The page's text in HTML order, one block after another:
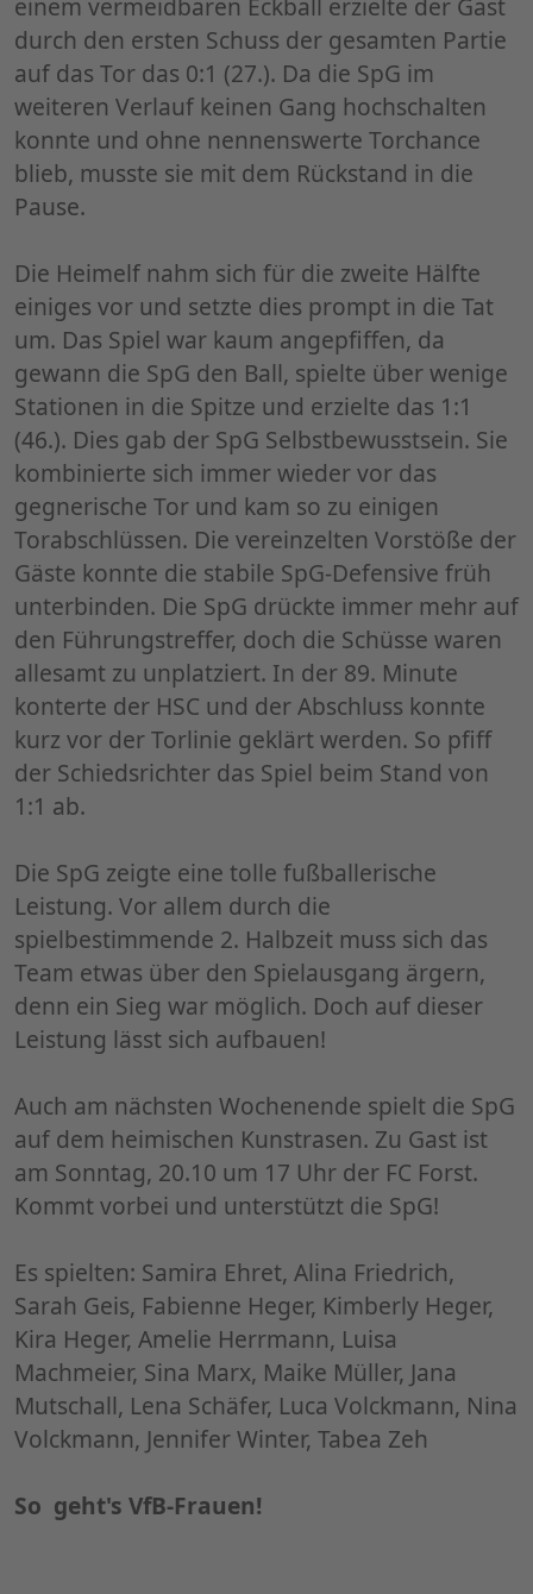
durch den ersten Schuss der gesamten Partie
auf das Tor das 0:1 (27.). Da die SpG im
weiteren Verlauf keinen Gang hochschalten
konnte und ohne nennenswerte Torchance
blieb, musste sie mit dem Rückstand in die
Pause.
Die Heimelf nahm sich für die zweite Hälfte
einiges vor und setzte dies prompt in die Tat
um. Das Spiel war kaum angepfiffen, da
gewann die SpG den Ball, spielte über wenige
Stationen in die Spitze und erzielte das 1:1
(46.). Dies gab der SpG Selbstbewusstsein. Sie
kombinierte sich immer wieder vor das
gegnerische Tor und kam so zu einigen
Torabschlüssen. Die vereinzelten Vorstöße der
Gäste konnte die stabile SpG-Defensive früh
unterbinden. Die SpG drückte immer mehr auf
den Führungstreffer, doch die Schüsse waren
allesamt zu unplatziert. In der 89. Minute
konterte der HSC und der Abschluss konnte
kurz vor der Torlinie geklärt werden. So pfiff
der Schiedsrichter das Spiel beim Stand von
1:1 ab.
Die SpG zeigte eine tolle fußballerische
Leistung. Vor allem durch die
spielbestimmende 2. Halbzeit muss sich das
Team etwas über den Spielausgang ärgern,
denn ein Sieg war möglich. Doch auf dieser
Leistung lässt sich aufbauen!
Auch am nächsten Wochenende spielt die SpG
auf dem heimischen Kunstrasen. Zu Gast ist
am Sonntag, 20.10 um 17 Uhr der FC Forst.
Kommt vorbei und unterstützt die SpG!
Es spielten: Samira Ehret, Alina Friedrich,
Sarah Geis, Fabienne Heger, Kimberly Heger,
Kira Heger, Amelie Herrmann, Luisa
Machmeier, Sina Marx, Maike Müller, Jana
Mutschall, Lena Schäfer, Luca Volckmann, Nina
Volckmann, Jennifer Winter, Tabea Zeh
So geht's VfB-Frauen!